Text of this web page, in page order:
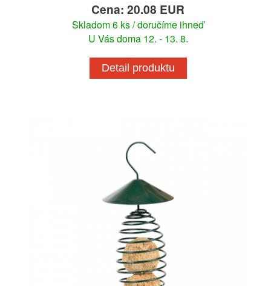
Cena: 20.08 EUR
Skladom 6 ks / doručíme ihneď
U Vás doma 12. - 13. 8.
Detail produktu